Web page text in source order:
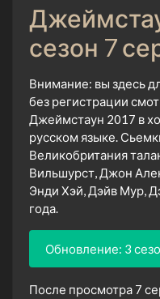
сезон 7
Внимание: вы здесь
без регистрации
Джеймстаун 2017 в
русском языке.
Великобритания
Вильшурст, Джон
Энди Хэй, Дэйв Мур,
года.
Обновление: 3
После просмотра 7